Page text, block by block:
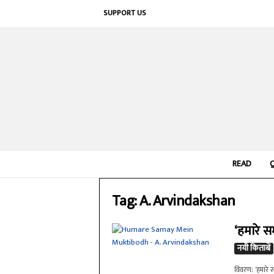
SUPPORT US
READ
Tag: A. Arvindakshan
‘हमारे
नयी किताबें
विवरण: